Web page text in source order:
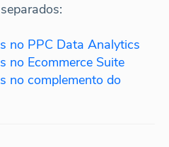
no PPC Data Analytics
no Ecommerce Suite
no complemento do